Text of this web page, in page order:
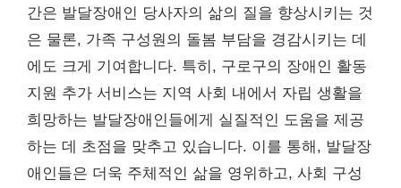
간은 발달장애인 당사자의 삶의 질을 향상시키는 것
은 물론, 가족 구성원의 돌봄 부담을 경감시키는 데
에도 크게 기여합니다. 특히, 구로구의 장애인 활동
지원 추가 서비스는 지역 사회 내에서 자립 생활을
희망하는 발달장애인들에게 실질적인 도움을 제공
하는 데 초점을 맞추고 있습니다. 이를 통해, 발달장
애인들은 더욱 주체적인 삶을 영위하고, 사회 구성